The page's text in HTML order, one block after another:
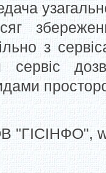
з
"ГІСІНФО",